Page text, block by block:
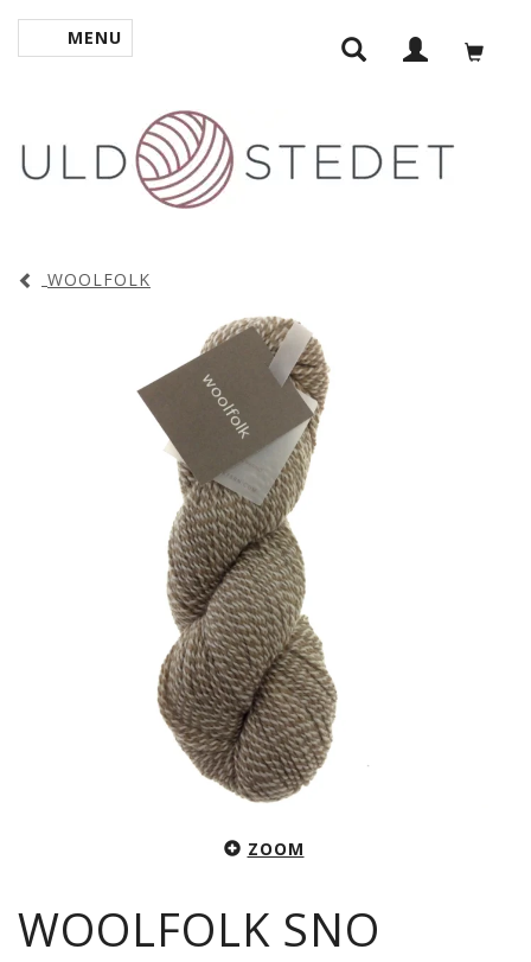
TOGGLE NAVIGATION
MENU
WOOLFOLK
ZOOM
WOOLFOLK SNO